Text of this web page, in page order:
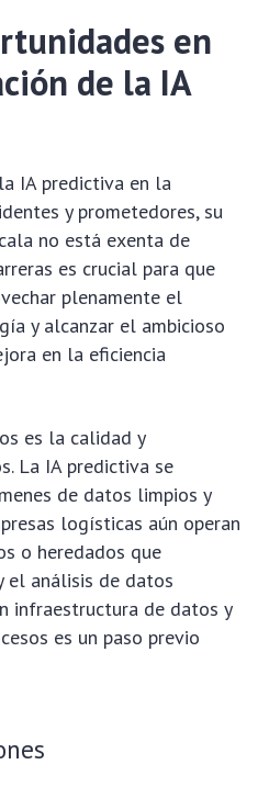
en
de la IA
IA predictiva en la
y prometedores, su
no está exenta de
es crucial para que
plenamente el
y alcanzar el ambicioso
en la eficiencia
es la calidad y
La IA predictiva se
de datos limpios y
logísticas aún operan
o heredados que
el análisis de datos
infraestructura de datos y
es un paso previo